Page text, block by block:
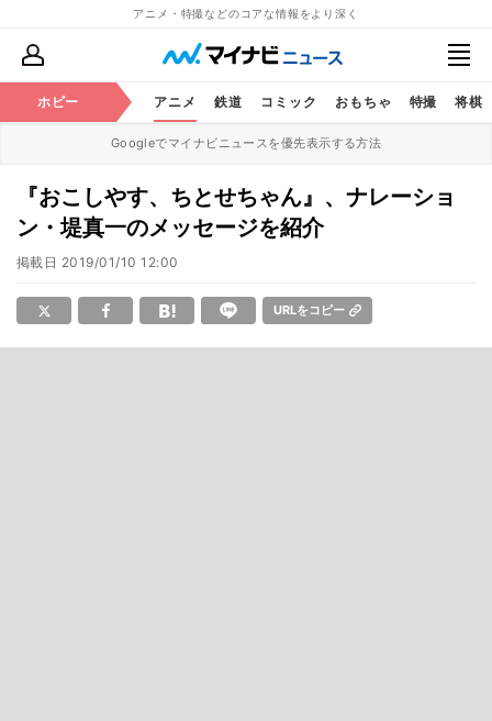
アニメ・特撮などのコアな情報をより深く
ホビー アニメ 鉄道 コミック おもちゃ 特撮 将棋
Googleでマイナビニュースを優先表示する方法
『おこしやす、ちとせちゃん』、ナレーショ
ン・堤真一のメッセージを紹介
掲載日 2019/01/10 12:00
URLをコピー